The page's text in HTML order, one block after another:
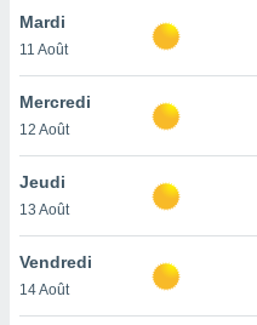
le
ainsi
un
la
du
Mardi
11 Août
Mercredi
12 Août
Jeudi
13 Août
Vendredi
14 Août